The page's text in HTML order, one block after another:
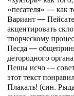
«песателя» — как
Вариант —
акцентировать
творческому
Песда —
детородного
Пешы исчо — совет
этот текст
Плакалъ! (син.